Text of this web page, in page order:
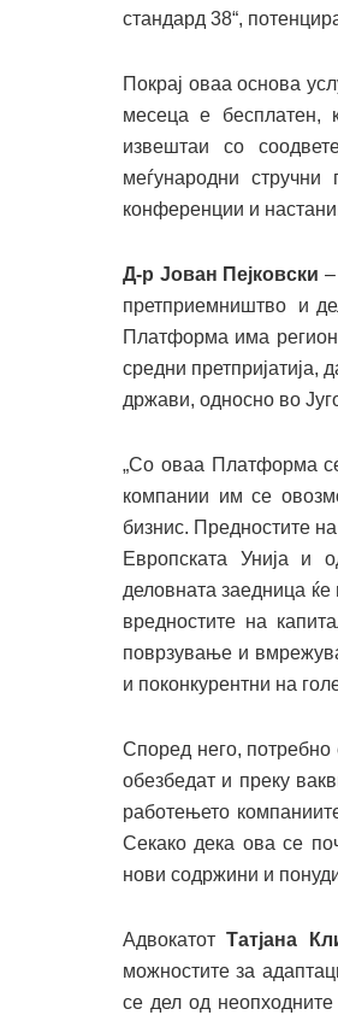
стандард 38“,
Покрај оваа основа
месеца е бесплатен,
извештаи со
меѓународни
конференции и
Д-р Јован Пејковски
претприемништво и
Платформа има
средни претпријатија,
држави, односно во
„Со оваа Платформа
компании им се
бизнис. Предностите
Европската Унија и
деловната заедница
вредностите на
поврзување и
и поконкурентни на
Според него,
обезбедат и преку
работењето
Секако дека ова се
нови содржини и
АдвокатотТатјана
можностите за
се дел од